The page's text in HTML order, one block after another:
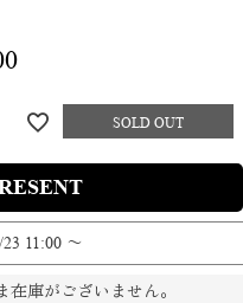
11:00 〜
庫がございません。